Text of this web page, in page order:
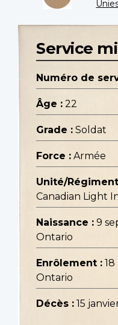
Service
Numéro de
Âge : 22
Grade : Soldat
Force : Armée
Unité/
Canadian Light
Naissance : 9
Ontario
Enrôlement :
Ontario
Décès : 15